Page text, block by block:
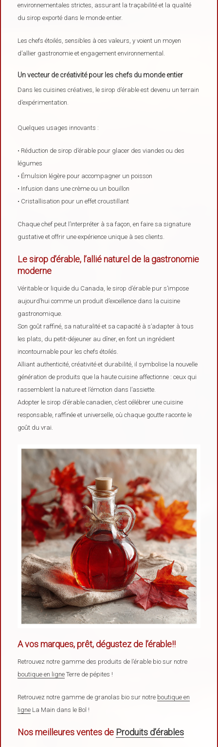
environnementales strictes, assurant la traçabilité et la qualité
du sirop exporté dans le monde entier.
Les chefs étoilés, sensibles à ces valeurs, y voient un moyen
d’allier gastronomie et engagement environnemental.
Un vecteur de créativité pour les chefs du monde entier
Dans les cuisines créatives, le sirop d’érable est devenu un terrain
d’expérimentation.
Quelques usages innovants :
• Réduction de sirop d’érable pour glacer des viandes ou des
légumes
• Émulsion légère pour accompagner un poisson
• Infusion dans une crème ou un bouillon
• Cristallisation pour un effet croustillant
Chaque chef peut l’interpréter à sa façon, en faire sa signature
gustative et offrir une expérience unique à ses clients.
Le sirop d’érable, l’allié naturel de la gastronomie
moderne
Véritable or liquide du Canada, le sirop d’érable pur s’impose
aujourd’hui comme un produit d’excellence dans la cuisine
gastronomique.
Son goût raffiné, sa naturalité et sa capacité à s’adapter à tous
les plats, du petit-déjeuner au dîner, en font un ingrédient
incontournable pour les chefs étoilés.
Alliant authenticité, créativité et durabilité, il symbolise la nouvelle
génération de produits que la haute cuisine affectionne : ceux qui
rassemblent la nature et l’émotion dans l’assiette.
Adopter le sirop d’érable canadien, c’est célébrer une cuisine
responsable, raffinée et universelle, où chaque goutte raconte le
goût du vrai.
A vos marques, prêt, dégustez de l’érable!!
Retrouvez notre gamme des produits de l’érable bio sur notre
boutique en ligne Terre de pépites !
Retrouvez notre gamme de granolas bio sur notre boutique en
ligne La Main dans le Bol !
Nos meilleures ventes de Produits d’érables